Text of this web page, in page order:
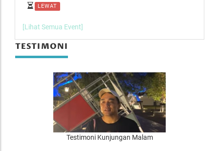
LEWAT
[Lihat Semua Event]
TESTIMONI
Testimoni Kunjungan Malam